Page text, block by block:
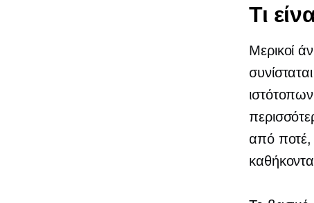
Τι
Μερικοί
από ποτέ,